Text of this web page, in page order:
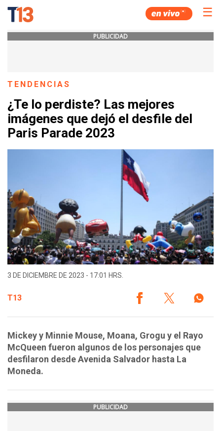
☰
PUBLICIDAD
TENDENCIAS
¿Te lo perdiste? Las mejores
imágenes que dejó el desfile del
Paris Parade 2023
3 DE DICIEMBRE DE 2023 - 17:01 HRS.
T13
Mickey y Minnie Mouse, Moana, Grogu y el Rayo
McQueen fueron algunos de los personajes que
desfilaron desde Avenida Salvador hasta La
Moneda.
PUBLICIDAD